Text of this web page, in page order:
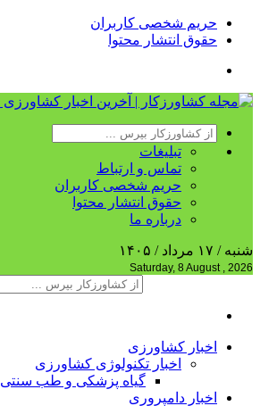
حریم شخصی کاربران
حقوق انتشار محتوا
تبلیغات
تماس و ارتباط
حریم شخصی کاربران
حقوق انتشار محتوا
درباره ما
شنبه / ۱۷ مرداد / ۱۴۰۵
Saturday, 8 August , 2026
اخبار کشاورزی
اخبار تکنولوژی کشاورزی
گیاه پزشکی و طب سنتی
اخبار دامپروری